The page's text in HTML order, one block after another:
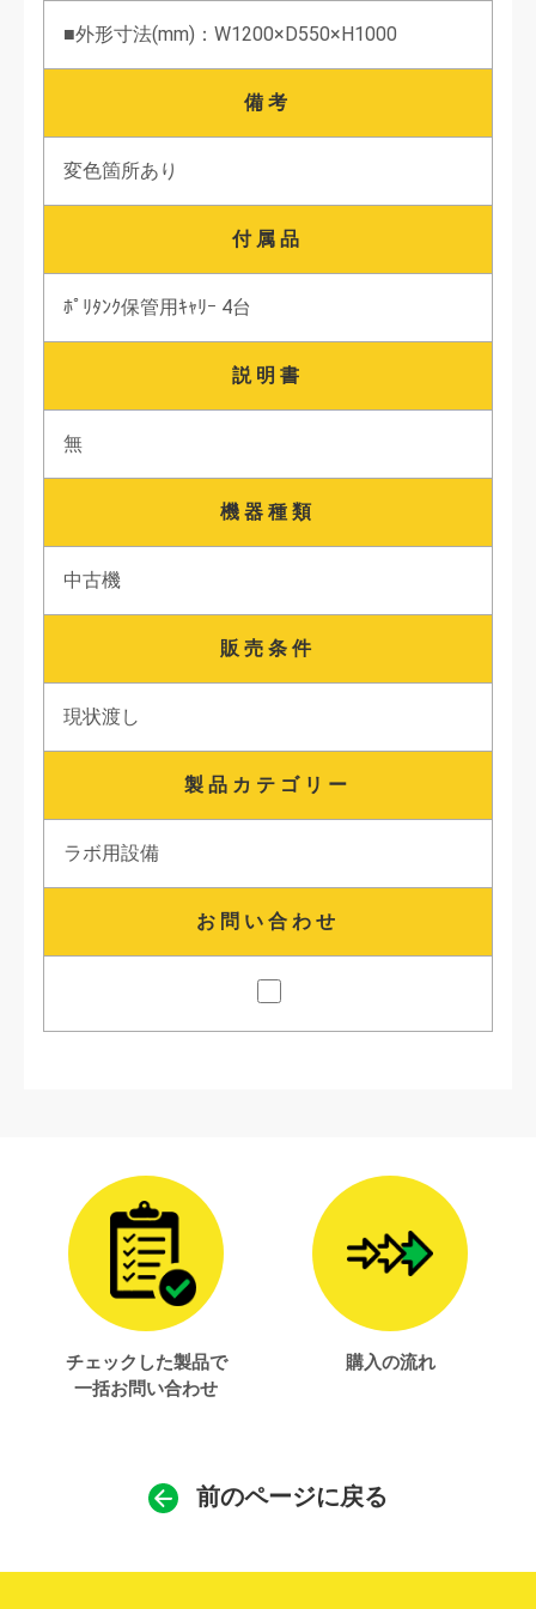
■外形寸法(mm)：W1200×D550×H1000
備考
変色箇所あり
付属品
ﾎﾟﾘﾀﾝｸ保管用ｷｬﾘｰ 4台
説明書
無
機器種類
中古機
販売条件
現状渡し
製品カテゴリー
ラボ用設備
お問い合わせ
チェックした製品で
一括お問い合わせ
購入の流れ
前のページに戻る